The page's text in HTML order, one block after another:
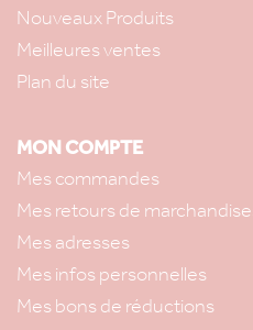
Nouveaux Produits
Meilleures ventes
Plan du site
MON COMPTE
Mes commandes
Mes retours de
Mes adresses
Mes infos personnelles
Mes bons de réductions